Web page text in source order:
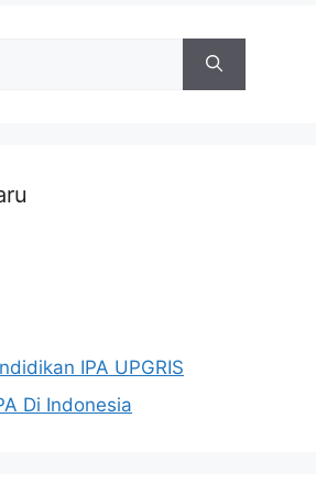
IPA UPGRIS
Di Indonesia